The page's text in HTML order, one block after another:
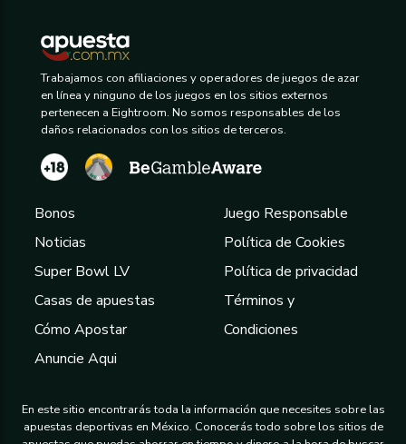
Trabajamos con afiliaciones y operadores de juegos de azar
en línea y ninguno de los juegos en los sitios externos
pertenecen a Eightroom. No somos responsables de los
daños relacionados con los sitios de terceros.
Bonos
Noticias
Super Bowl LV
Casas de apuestas
Cómo Apostar
Anuncie Aqui
Juego Responsable
Política de Cookies
Política de privacidad
Términos y
Condiciones
En este sitio encontrarás toda la información que necesites sobre las
apuestas deportivas en México. Conocerás todo sobre los sitios de